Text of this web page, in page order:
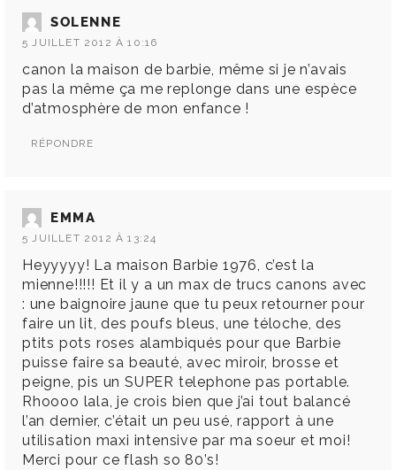
SOLENNE
5 JUILLET 2012 À 10:16
canon la maison de barbie, même si je n’avais
pas la même ça me replonge dans une espèce
d’atmosphère de mon enfance !
RÉPONDRE
EMMA
5 JUILLET 2012 À 13:24
Heyyyyy! La maison Barbie 1976, c’est la
mienne!!!!! Et il y a un max de trucs canons avec
: une baignoire jaune que tu peux retourner pour
faire un lit, des poufs bleus, une téloche, des
ptits pots roses alambiqués pour que Barbie
puisse faire sa beauté, avec miroir, brosse et
peigne, pis un SUPER telephone pas portable.
Rhoooo lala, je crois bien que j’ai tout balancé
l’an dernier, c’était un peu usé, rapport à une
utilisation maxi intensive par ma soeur et moi!
Merci pour ce flash so 80’s!